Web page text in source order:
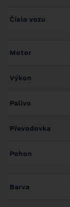
Číslo vozu
Motor
Výkon
Palivo
Převodovka
Pohon
Barva